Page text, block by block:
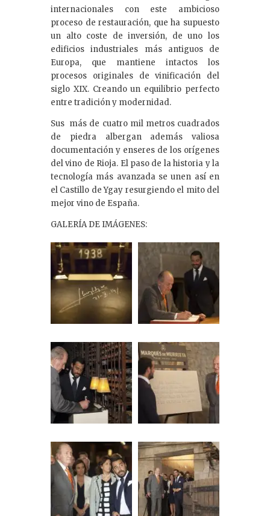
internacionales con este ambicioso
proceso de restauración, que ha supuesto
un alto coste de inversión, de uno los
edificios industriales más antiguos de
Europa, que mantiene intactos los
procesos originales de vinificación del
siglo XIX. Creando un equilibrio perfecto
entre tradición y modernidad.
Sus más de cuatro mil metros cuadrados
de piedra albergan además valiosa
documentación y enseres de los orígenes
del vino de Rioja. El paso de la historia y la
tecnología más avanzada se unen así en
el Castillo de Ygay resurgiendo el mito del
mejor vino de España.
GALERÍA DE IMÁGENES: